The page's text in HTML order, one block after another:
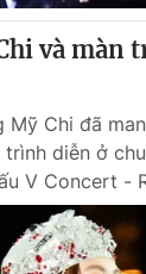
và màn
Mỹ Chi đã
diễn ở
V Concert -